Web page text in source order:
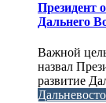
Президент
Дальнего
Важной
назвал
развитие